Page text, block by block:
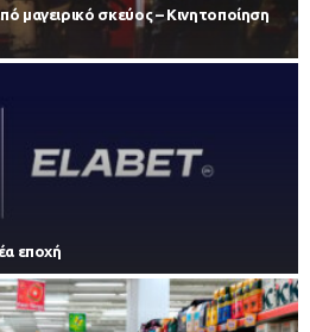
μαγειρικό σκεύος – Κινητοποίηση
εποχή